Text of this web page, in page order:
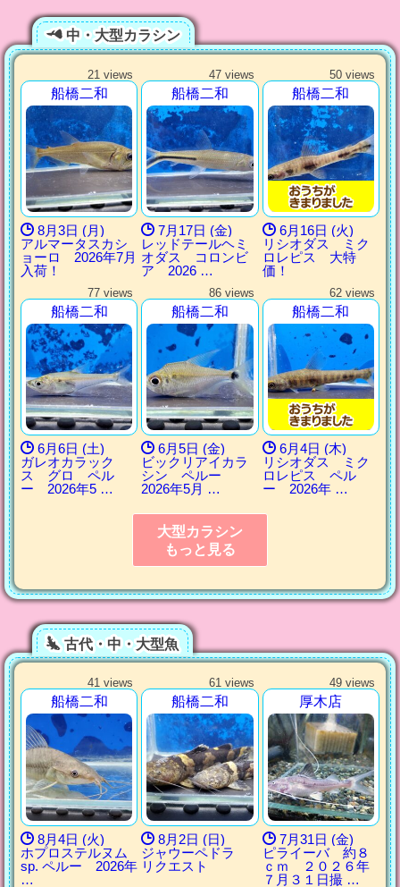
中・大型カラシン
21 views
船橋二和
8月3日 (月)
アルマータスカシ
ョーロ 2026年7月
入荷！
47 views
船橋二和
7月17日 (金)
レッドテールヘミ
オダス コロンビ
ア 2026 …
50 views
船橋二和
6月16日 (火)
リシオダス ミク
ロレピス 大特
価！
77 views
船橋二和
6月6日 (土)
ガレオカラック
ス グロ ペル
ー 2026年5 …
86 views
船橋二和
6月5日 (金)
ビックリアイカラ
シン ペルー
2026年5月 …
62 views
船橋二和
6月4日 (木)
リシオダス ミク
ロレピス ペル
ー 2026年 …
大型カラシン
もっと見る
古代・中・大型魚
41 views
船橋二和
8月4日 (火)
ホプロステルヌム
sp. ペルー 2026年
…
61 views
船橋二和
8月2日 (日)
ジャウーペドラ
リクエスト
49 views
厚木店
7月31日 (金)
ピライーバ 約８
ｃｍ ２０２６年
７月３１日撮 …